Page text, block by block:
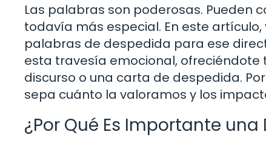
Las palabras son poderosas. Pueden
todavía más especial. En este
palabras de despedida para ese
esta travesía emocional, ofreciéndote
discurso o una carta de despedida.
sepa cuánto la valoramos y los
¿Por Qué Es Importante